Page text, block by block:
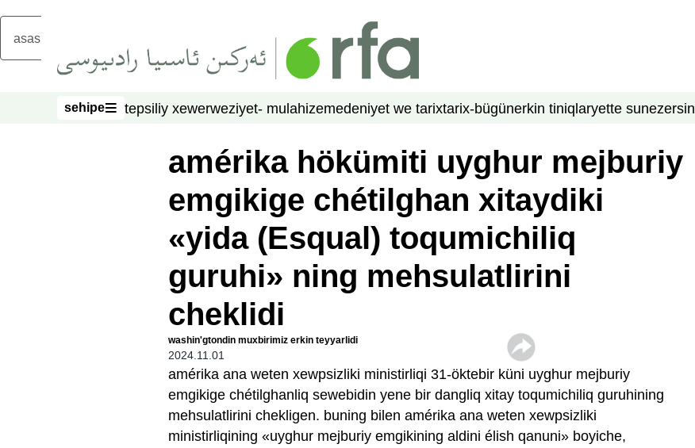
asasliq mezmungha atlang
sehipe
sehipe tepsiliy xewerweziyet- mulahizemedeniyet we tarixtarix-bügünerkin tiniqlaryette sunezersin
amérika hökümiti uyghur mejburiy
emgikige chétilghan xitaydiki
«yida (Esqual) toqumichiliq
guruhi» ning mehsulatlirini
cheklidi
washin'gtondin muxbirimiz erkin teyyarlidi
2024.11.01
amérika ana weten xewpsizliki ministirliqi 31-öktebir küni uyghur mejburiy
emgikige chétilghanliq sewebidin yene bir dangliq xitay toqumichiliq guruhining
mehsulatlirini chekligen. buning bilen amérika ana weten xewpsizliki
ministirliqining «uyghur mejburiy emgikining aldini élish qanuni» boyiche,